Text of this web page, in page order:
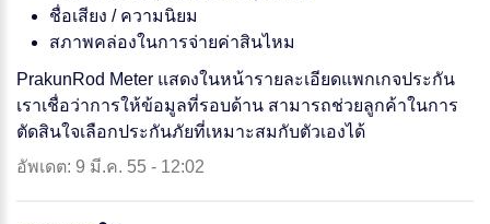
ชื่อเสียง / ความนิยม
สภาพคล่องในการจ่ายค่าสินไหม
PrakunRod Meter แสดงในหน้ารายละเอียดแพกเกจประกัน
เราเชื่อว่าการให้ข้อมูลที่รอบด้าน สามารถช่วยลูกค้าในการ
ตัดสินใจเลือกประกันภัยที่เหมาะสมกับตัวเองได้
อัพเดต: 9 มี.ค. 55 - 12:02